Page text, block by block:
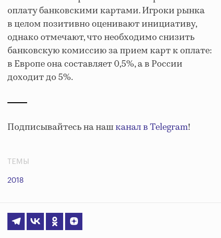
оплату банковскими картами. Игроки рынка
в целом позитивно оценивают инициативу,
однако отмечают, что необходимо снизить
банковскую комиссию за прием карт к оплате:
в Европе она составляет 0,5%, а в России
доходит до 5%.
Подписывайтесь на нашканал в Telegram!
ТЕМЫ
2018